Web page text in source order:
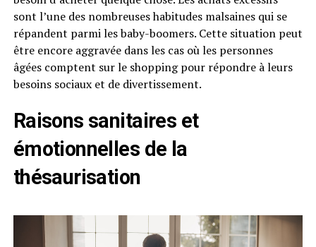
sont l’une des nombreuses habitudes malsaines qui se
répandent parmi les baby-boomers. Cette situation peut
être encore aggravée dans les cas où les personnes
âgées comptent sur le shopping pour répondre à leurs
besoins sociaux et de divertissement.
Raisons sanitaires et
émotionnelles de la
thésaurisation